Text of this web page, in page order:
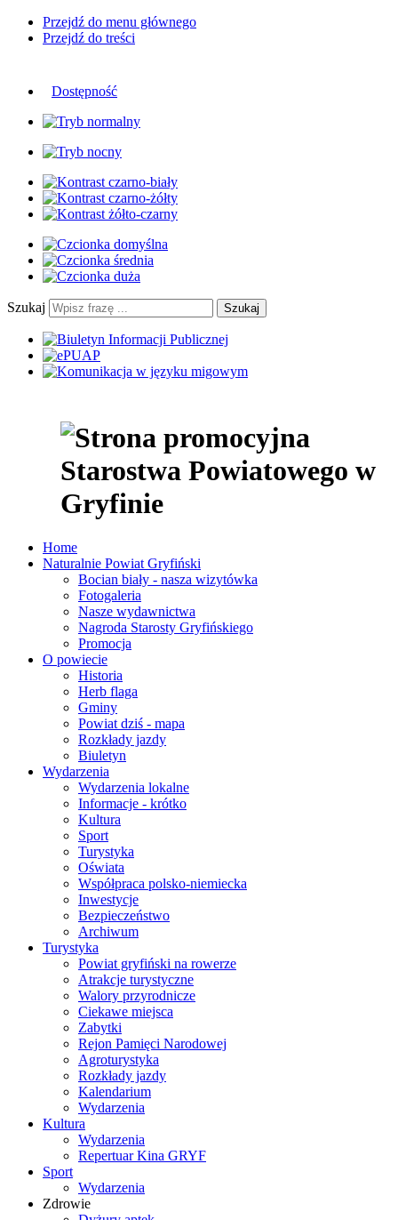
Przejdź do menu głównego
Przejdź do treści
Dostępność
Szukaj Szukaj
Home
Naturalnie Powiat Gryfiński
Bocian biały - nasza wizytówka
Fotogaleria
Nasze wydawnictwa
Nagroda Starosty Gryfińskiego
Promocja
O powiecie
Historia
Herb flaga
Gminy
Powiat dziś - mapa
Rozkłady jazdy
Biuletyn
Wydarzenia
Wydarzenia lokalne
Informacje - krótko
Kultura
Sport
Turystyka
Oświata
Współpraca polsko-niemiecka
Inwestycje
Bezpieczeństwo
Archiwum
Turystyka
Powiat gryfiński na rowerze
Atrakcje turystyczne
Walory przyrodnicze
Ciekawe miejsca
Zabytki
Rejon Pamięci Narodowej
Agroturystyka
Rozkłady jazdy
Kalendarium
Wydarzenia
Kultura
Wydarzenia
Repertuar Kina GRYF
Sport
Wydarzenia
Zdrowie